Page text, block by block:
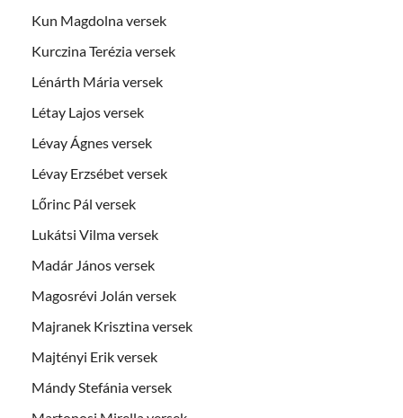
Kun Magdolna versek
Kurczina Terézia versek
Lénárth Mária versek
Létay Lajos versek
Lévay Ágnes versek
Lévay Erzsébet versek
Lőrinc Pál versek
Lukátsi Vilma versek
Madár János versek
Magosrévi Jolán versek
Majranek Krisztina versek
Majtényi Erik versek
Mándy Stefánia versek